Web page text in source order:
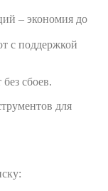
– экономия до
с поддержкой
сбоев.
для